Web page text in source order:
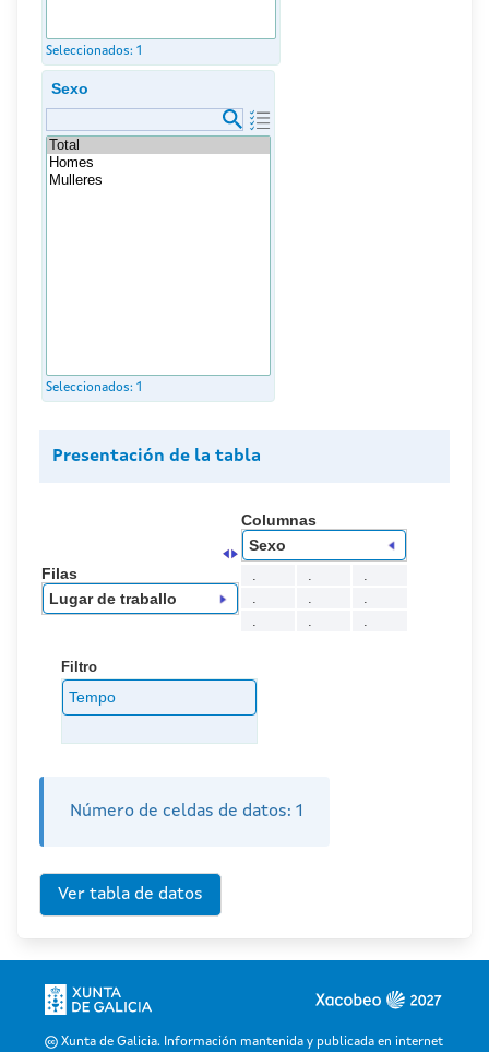
Seleccionados: 1
Sexo
Seleccionados: 1
Presentación de la tabla
Columnas
Sexo
Filas
Lugar de traballo
Filtro
Tempo
Número de celdas de datos: 1
Xunta de Galicia. Información mantenida y publicada en internet